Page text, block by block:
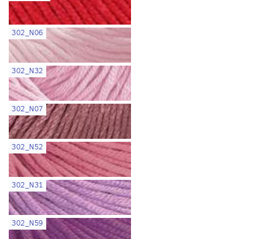
302_N06
302_N32
302_N07
302_N52
302_N31
302_N59